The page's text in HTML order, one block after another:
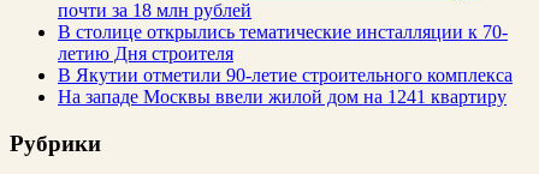
почти за 18 млн рублей
В столице открылись тематические инсталляции к 70-
летию Дня строителя
В Якутии отметили 90-летие строительного комплекса
На западе Москвы ввели жилой дом на 1241 квартиру
Рубрики